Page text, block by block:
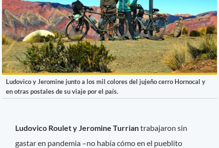
Ludovico y Jeromine junto a los mil colores del jujeño cerro Hornocal y
en otras postales de su viaje por el país.
Ludovico Roulet y Jeromine Turriantrabajaron sin
gastar en pandemia –no había cómo en el pueblito